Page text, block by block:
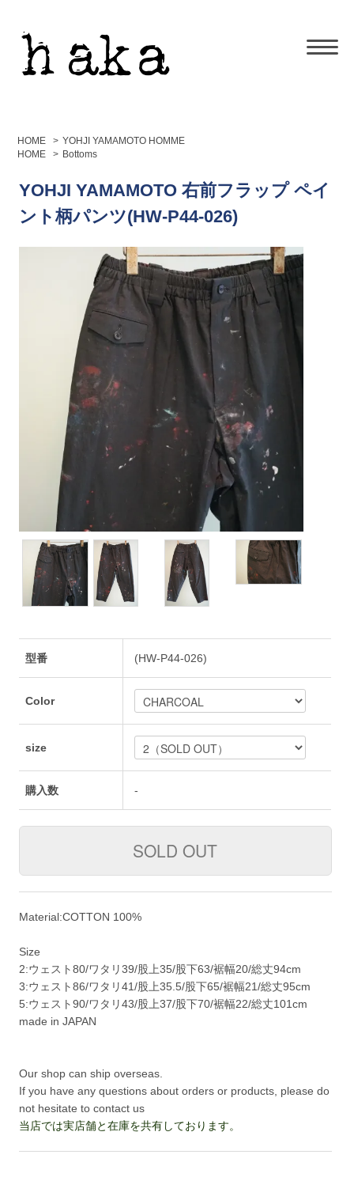
HOME > YOHJI YAMAMOTO HOMME
HOME
> Bottoms
YOHJI YAMAMOTO 右前フラップ ペイ
ント柄パンツ(HW-P44-026)
型番 (HW-P44-026)
Color
size
購入数 -
Material:COTTON 100%
Size
2:ウェスト80/ワタリ39/股上35/股下63/裾幅20/総丈94cm
3:ウェスト86/ワタリ41/股上35.5/股下65/裾幅21/総丈95cm
5:ウェスト90/ワタリ43/股上37/股下70/裾幅22/総丈101cm
made in JAPAN
Our shop can ship overseas.
If you have any questions about orders or products, please do
not hesitate to contact us
当店では実店舗と在庫を共有しております。